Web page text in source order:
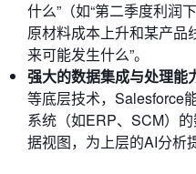
什么”（如“第二季度利润
原材料成本上升和某产品
来可能发生什么”。
强大的数据集成与处理能
等底层技术，Salesforce
系统（如ERP、SCM）
据视图，为上层的AI分析